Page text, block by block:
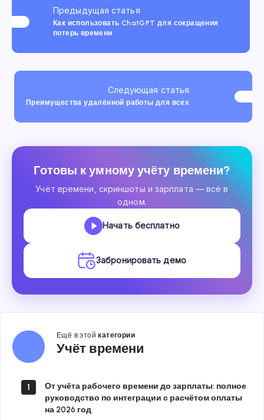
Предыдущая статья
Как использовать ChatGPT для сокращения
потерь времени
Следующая статья
Преимущества удалённой работы для всех
Готовы к умному учёту времени?
Учёт времени, скриншоты и зарплата — всё в
одном.
Начать бесплатно
Забронировать демо
Ещё в этойкатегории
Учёт времени
Учёт
времени
1
От учёта рабочего времени до зарплаты: полное
руководство по интеграции с расчётом оплаты
на 2026 год